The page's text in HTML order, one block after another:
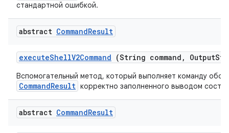
стандартной ошибкой.
abstract CommandResult
executeShellV2Command (String command , Output
Вспомогательный метод, который выполняет команду
CommandResult корректно заполненного выводом
abstract CommandResult